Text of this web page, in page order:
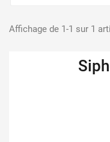
Affichage de 1-1 sur 1